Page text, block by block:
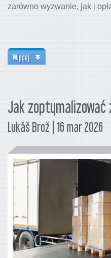
zarówno wyzwanie, jak i
Więcej
Jak zoptymalizować
Lukáš Brož | 16 mar 2026